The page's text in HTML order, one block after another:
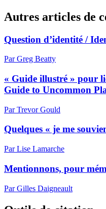
Autres articles de
Question d’identité /
Par Greg Beatty
« Guide illustré » pour
Guide to Uncommon
Par Trevor Gould
Quelques « je me
Par Lise Lamarche
Mentionnons, pour
Par Gilles Daigneault